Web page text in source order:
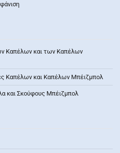
Καπέλων και των Καπέλων
Καπέλων και Καπέλων Μπέιζμπολ
και Σκούφους Μπέιζμπολ